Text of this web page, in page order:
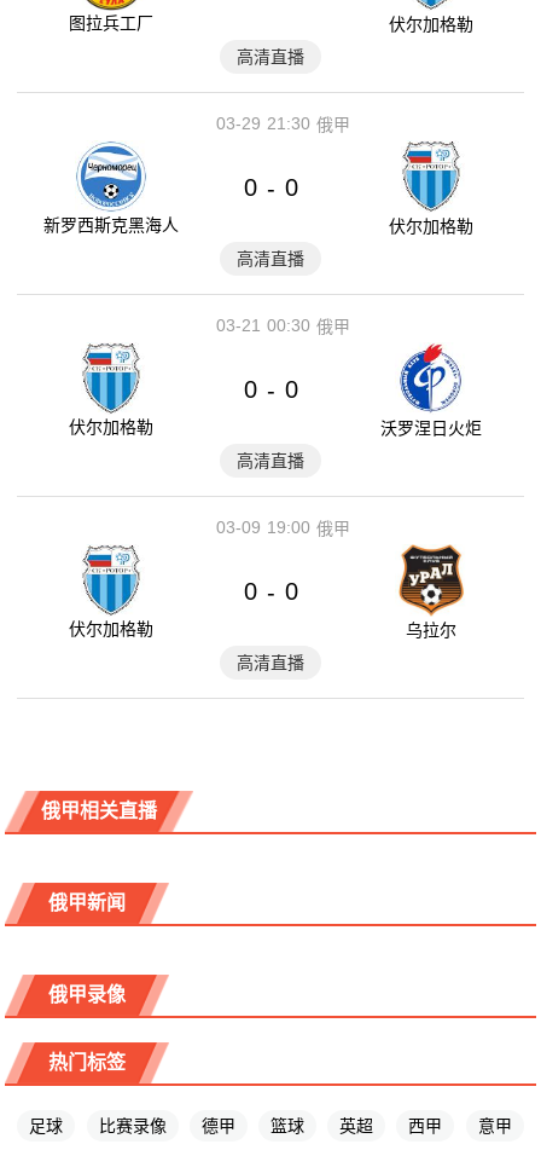
图拉兵工厂
伏尔加格勒
高清直播
21:30
03-29 俄甲
新罗西斯克黑海人
0 - 0
伏尔加格勒
高清直播
00:30
03-21 俄甲
伏尔加格勒
0 - 0
沃罗涅日火炬
高清直播
19:00
03-09 俄甲
伏尔加格勒
0 - 0
乌拉尔
高清直播
俄甲相关直播
俄甲新闻
俄甲录像
热门标签
足球 比赛录像 德甲 篮球 英超 西甲 意甲